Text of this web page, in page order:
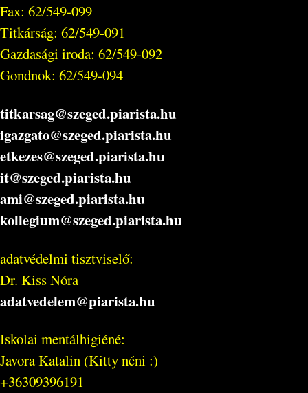
Fax: 62/549-099
Titkárság: 62/549-091
Gazdasági iroda: 62/549-092
Gondnok: 62/549-094
titkarsag@szeged.piarista.hu
igazgato@szeged.piarista.hu
etkezes@szeged.piarista.hu
it@szeged.piarista.hu
ami@szeged.piarista.hu
kollegium@szeged.piarista.hu
adatvédelmi tisztviselő:
Dr. Kiss Nóra
adatvedelem@piarista.hu
Iskolai mentálhigiéné:
Javora Katalin (Kitty néni :)
+36309396191